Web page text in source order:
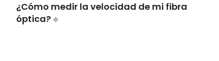
¿Cómo medir la velocidad de mi fibra
óptica?